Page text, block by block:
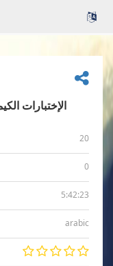
الإختبارات
20
0
5:42:23
arabic